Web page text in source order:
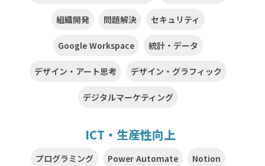
組織開発 問題解決 セキュリティ
Google Workspace 統計・データ
デザイン・アート思考 デザイン・グラフィック
デジタルマーケティング
ICT・生産性向上
プログラミング Power Automate Notion